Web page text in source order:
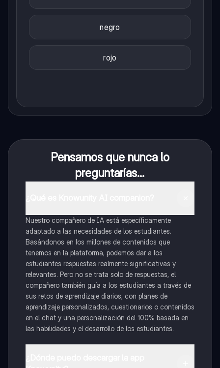
negro
rojo
Pensamos que nunca lo
preguntarías...
Nuestro compañero de IA está específicamente
adaptado a las necesidades de los estudiantes.
Basándonos en los millones de contenidos que
tenemos en la plataforma, podemos dar a los
estudiantes respuestas realmente significativas y
relevantes. Pero no se trata solo de respuestas, el
compañero también guía a los estudiantes a través de
sus retos de aprendizaje diarios, con planes de
aprendizaje personalizados, cuestionarios o contenidos
en el chat y una personalización del 100% basada en
las habilidades y el desarrollo de los estudiantes.